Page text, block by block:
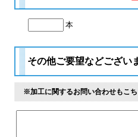
本
その他ご要望などござい
※加工に関するお問い合わせもこ